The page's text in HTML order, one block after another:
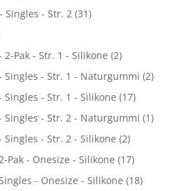
Singles - Str. 2 (31)
2-Pak - Str. 1 - Silikone (2)
Singles - Str. 1 - Naturgummi (2)
Singles - Str. 1 - Silikone (17)
Singles - Str. 2 - Naturgummi (1)
Singles - Str. 2 - Silikone (2)
Pak - Onesize - Silikone (17)
- Onesize - Silikone (18)